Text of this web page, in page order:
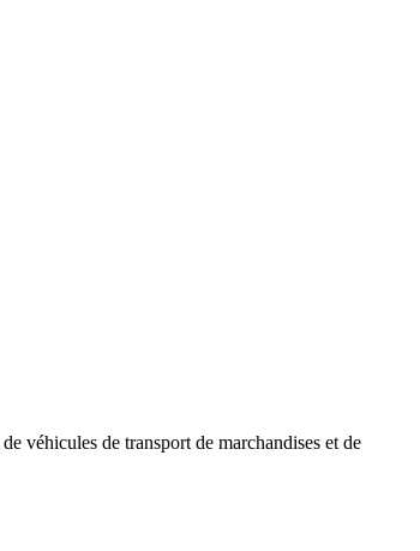
véhicules de transport de marchandises et de